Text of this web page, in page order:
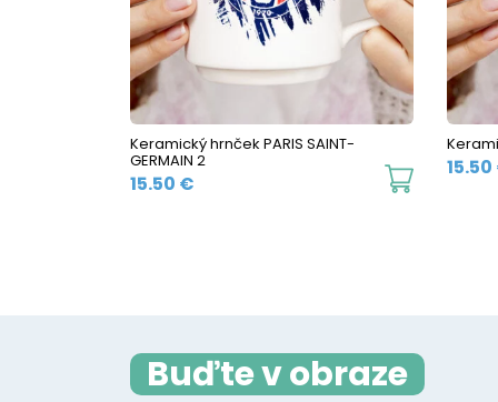
may
chosen
on
product
Keramický hrnček PARIS SAINT-
GERMAIN 2
15.50 €
This
options
may
15.50
Buďte v obraze